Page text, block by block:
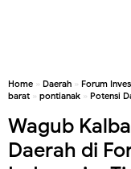
Home » Daerah » Forum
barat » pontianak » Potensi
Wagub
Daerah di